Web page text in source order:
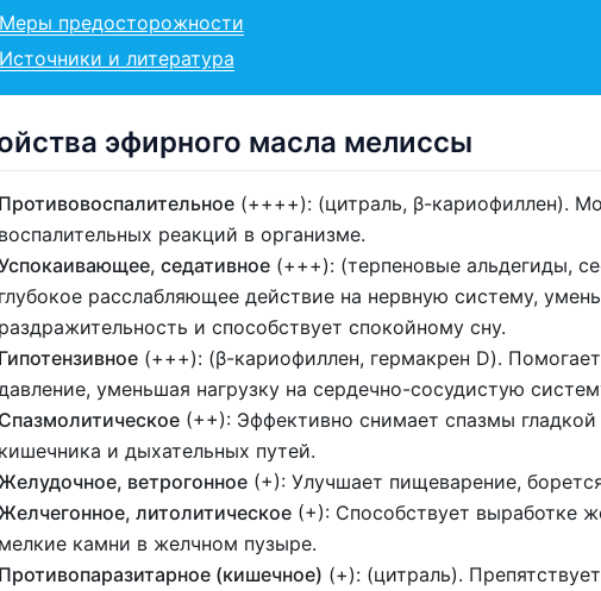
предосторожности
и литература
эфирного масла мелиссы
(++++): (цитраль, β-кариофиллен).
реакций в организме.
седативное(+++): (терпеновые альдегиды,
расслабляющее действие на нервную систему,
и способствует спокойному сну.
(+++): (β-кариофиллен, гермакрен D).
уменьшая нагрузку на сердечно-сосудистую
(++): Эффективно снимает спазмы гладкой
и дыхательных путей.
ветрогонное(+): Улучшает пищеварение,
литолитическое(+): Способствует выработке
камни в желчном пузыре.
(кишечное) (+): (цитраль).